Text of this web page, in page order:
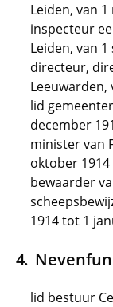
Leiden, van
inspecteur
Leiden, van
directeur,
Leeuwarden,
lid
december
minister van
oktober 1914
bewaarder
1914 tot 1
lid bestuur